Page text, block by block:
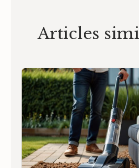
Articles